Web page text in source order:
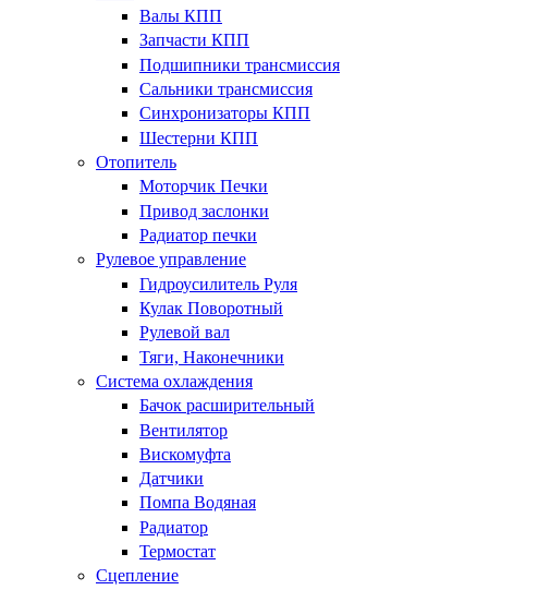
Валы КПП
Запчасти КПП
Подшипники трансмиссия
Сальники трансмиссия
Синхронизаторы КПП
Шестерни КПП
Отопитель
Моторчик Печки
Привод заслонки
Радиатор печки
Рулевое управление
Гидроусилитель Руля
Кулак Поворотный
Рулевой вал
Тяги, Наконечники
Система охлаждения
Бачок расширительный
Вентилятор
Вискомуфта
Датчики
Помпа Водяная
Радиатор
Термостат
Сцепление